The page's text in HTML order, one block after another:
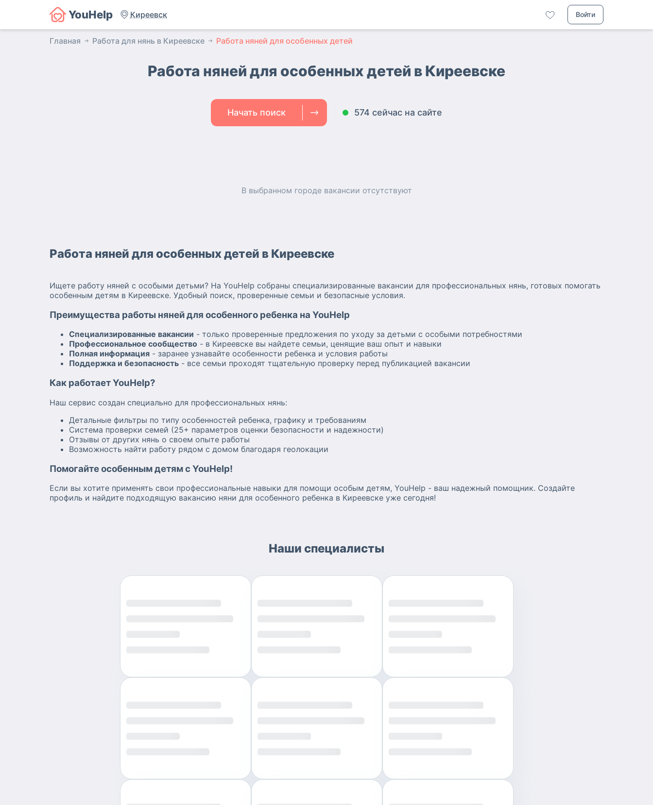
YouHelp Киреевск Войти
Главная Работа для нянь в Киреевске Работа няней для особенных детей
Работа няней для особенных детей в Киреевске
Начать поиск 574 сейчас на сайте
В выбранном городе вакансии отсутствуют
Работа няней для особенных детей в Киреевске
Ищете работу няней с особыми детьми? На YouHelp собраны специализированные вакансии для профессиональных нянь, готовых помогать
особенным детям в Киреевске. Удобный поиск, проверенные семьи и безопасные условия.
Преимущества работы няней для особенного ребенка на YouHelp
Специализированные вакансии - только проверенные предложения по уходу за детьми с особыми потребностями
Профессиональное сообщество - в Киреевске вы найдете семьи, ценящие ваш опыт и навыки
Полная информация - заранее узнавайте особенности ребенка и условия работы
Поддержка и безопасность - все семьи проходят тщательную проверку перед публикацией вакансии
Как работает YouHelp?
Наш сервис создан специально для профессиональных нянь:
Детальные фильтры по типу особенностей ребенка, графику и требованиям
Система проверки семей (25+ параметров оценки безопасности и надежности)
Отзывы от других нянь о своем опыте работы
Возможность найти работу рядом с домом благодаря геолокации
Помогайте особенным детям с YouHelp!
Если вы хотите применять свои профессиональные навыки для помощи особым детям, YouHelp - ваш надежный помощник. Создайте
профиль и найдите подходящую вакансию няни для особенного ребенка в Киреевске уже сегодня!
Наши специалисты